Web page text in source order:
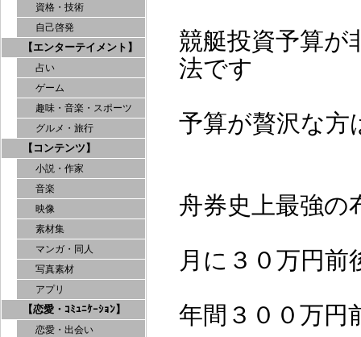
資格・技術
自己啓発
【エンターテイメント】
占い
ゲーム
趣味・音楽・スポーツ
グルメ・旅行
【コンテンツ】
小説・作家
音楽
映像
素材集
マンガ・同人
写真素材
アプリ
【恋愛・ｺﾐｭﾆｹｰｼｮﾝ】
恋愛・出会い
競艇投資予算が
法です
予算が贅沢な方
舟券史上最強の
月に３０万円前
年間３００万円